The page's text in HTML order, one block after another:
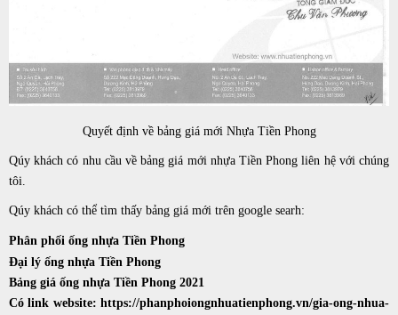
Quyết định về bảng giá mới Nhựa Tiền Phong
Qúy khách có nhu cầu về bảng giá mới nhựa Tiền Phong liên hệ với chúng
tôi.
Qúy khách có thể tìm thấy bảng giá mới trên google searh:
Phân phối ống nhựa Tiền Phong
Đại lý ống nhựa Tiền Phong
Bảng giá ống nhựa Tiền Phong 2021
Có link website: https://phanphoiongnhuatienphong.vn/gia-ong-nhua-